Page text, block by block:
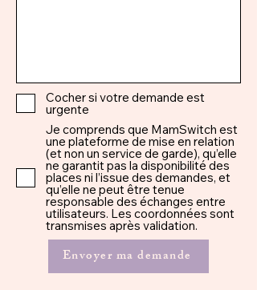
Cocher si votre demande est
urgente
Je comprends que MamSwitch est
une plateforme de mise en relation
(et non un service de garde), qu’elle
ne garantit pas la disponibilité des
places ni l’issue des demandes, et
qu’elle ne peut être tenue
responsable des échanges entre
utilisateurs. Les coordonnées sont
transmises après validation.
Envoyer ma demande